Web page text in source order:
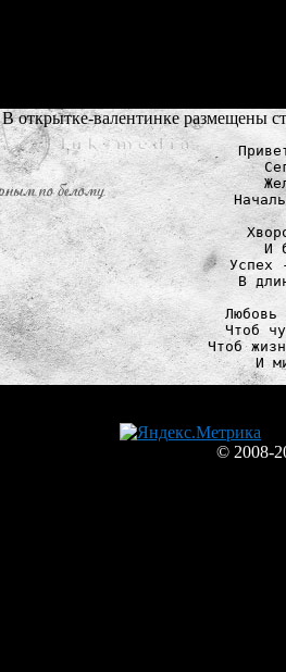
В открытке-валентинке размещены
И
Успех
В
Чтоб
Чтоб
© 2008-